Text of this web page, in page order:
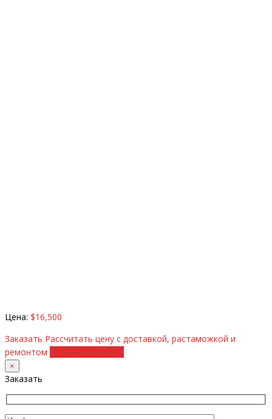
Цена: $16,500
Заказать Рассчитать цену с доставкой, растаможкой и
ремонтом
×
Заказать